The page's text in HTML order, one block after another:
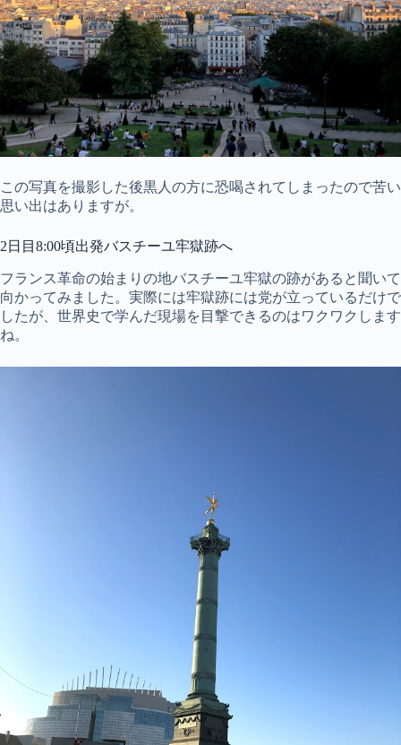
この写真を撮影した後黒人の方に恐喝されてしまったので苦い
思い出はありますが。
2日目8:00頃出発バスチーユ牢獄跡へ
フランス革命の始まりの地バスチーユ牢獄の跡があると聞いて
向かってみました。実際には牢獄跡には党が立っているだけで
したが、世界史で学んだ現場を目撃できるのはワクワクします
ね。